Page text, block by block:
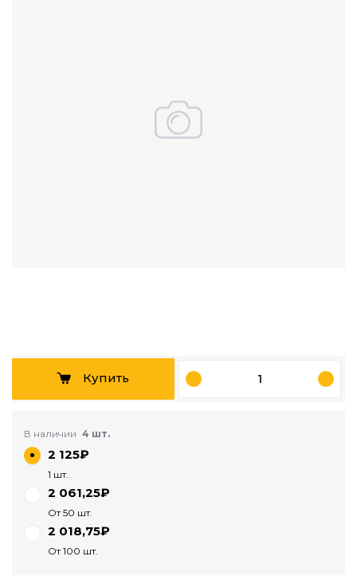
Купить
В наличии 4 шт.
2 125₽
1 шт.
2 061,25₽
От 50 шт.
2 018,75₽
От 100 шт.